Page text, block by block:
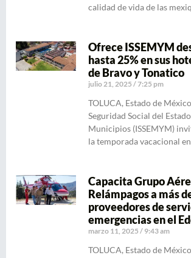
calidad de vida de las
Ofrece ISSEMYM
hasta 25% en sus
de Bravo y Tonatico
julio 21, 2025 7:25 pm
TOLUCA, Estado de
Seguridad Social del
Municipios (ISSEMYM)
la temporada vacacional
Capacita Grupo
Relámpagos a más
proveedores de
emergencias en el
marzo 11, 2025 9:43 am
TOLUCA, Estado de